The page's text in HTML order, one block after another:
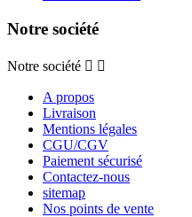
Notre société
Notre société  
A propos
Livraison
Mentions légales
CGU/CGV
Paiement sécurisé
Contactez-nous
sitemap
Nos points de vente